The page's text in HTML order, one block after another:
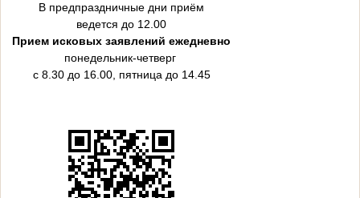
В предпраздничные дни приём
ведется до 12.00
Прием исковых заявлений ежедневно
понедельник-четверг
с 8.30 до 16.00, пятница до 14.45